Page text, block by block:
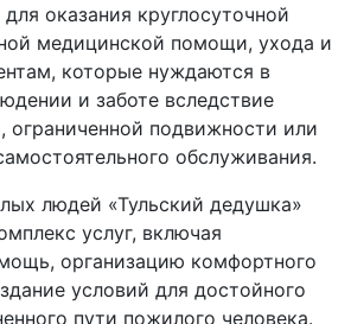
оказания круглосуточной
медицинской помощи, ухода и
которые нуждаются в
и заботе вследствие
ограниченной подвижности или
обслуживания.
людей «Тульский дедушка»
услуг, включая
организацию комфортного
условий для достойного
пути пожилого человека.